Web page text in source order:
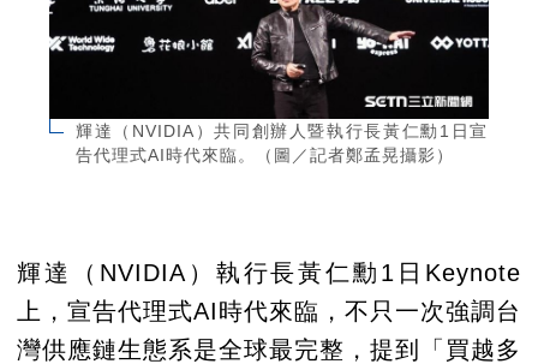
輝達（NVIDIA）共同創辦人暨執行長黃仁勳1日宣
告代理式AI時代來臨。（圖／記者鄭孟晃攝影）
輝達（NVIDIA）執行長黃仁勳1日Keynote
上，宣告代理式AI時代來臨，不只一次強調台
灣供應鏈生態系是全球最完整，提到「買越多